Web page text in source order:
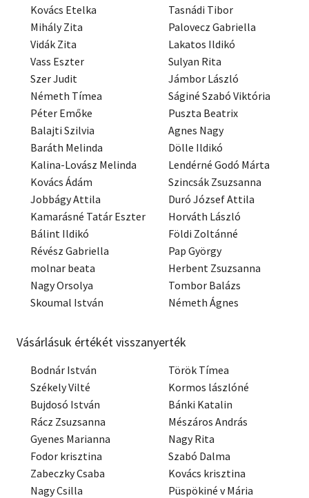
Vallás
Kovács Etelka
Mihály Zita
Vidák Zita
Vass Eszter
Szer Judit
Németh Tímea
Péter Emőke
Balajti Szilvia
Baráth Melinda
Kalina-Lovász Melinda
Kovács Ádám
Jobbágy Attila
Kamarásné Tatár Eszter
Bálint Ildikó
Révész Gabriella
molnar beata
Nagy Orsolya
Skoumal István
Tasnádi Tibor
Palovecz Gabriella
Lakatos Ildikó
Sulyan Rita
Jámbor László
Ságiné Szabó Viktória
Puszta Beatrix
Agnes Nagy
Dölle Ildikó
Lendérné Godó Márta
Szincsák Zsuzsanna
Duró József Attila
Horváth László
Földi Zoltánné
Pap György
Herbent Zsuzsanna
Tombor Balázs
Németh Ágnes
Vásárlásuk értékét visszanyerték
Bodnár István
Székely Vilté
Bujdosó István
Rácz Zsuzsanna
Gyenes Marianna
Fodor krisztina
Zabeczky Csaba
Nagy Csilla
Török Tímea
Kormos lászlóné
Bánki Katalin
Mészáros András
Nagy Rita
Szabó Dalma
Kovács krisztina
Püspökiné v Mária